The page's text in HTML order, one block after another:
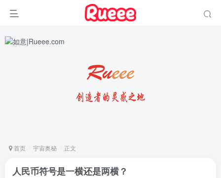
首页 宇宙奥秘 正文
人民币符号是一横还是两横？